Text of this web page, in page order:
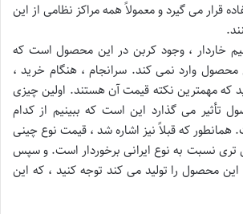
قرار می گیرد و معمولاً همه مراکز نظامی از این
خاردار ، وجود کربن در این محصول است که
وارد نمی کند. سرانجام ، هنگام خرید ،
که مهمترین نکته قیمت آن هستند. اولین چیزی
تأثیر می گذارد این است که ببینیم از کدام
که قبلاً نیز اشاره شد ، قیمت نوع چینی
تری نسبت به نوع ایرانی برخوردار است. و سپس
محصول را تولید می کند توجه کنید ، که این